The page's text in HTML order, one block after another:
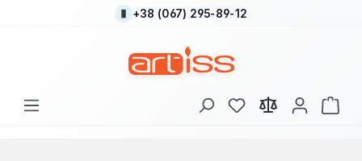
Перейти к основному содержанию
+38 (067) 295-89-12
У вас есть товары
В